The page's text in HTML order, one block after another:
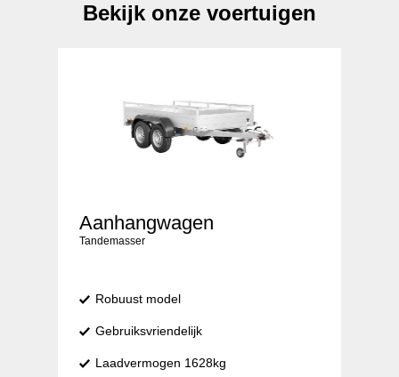
Bekijk onze voertuigen
Aanhangwagen
Tandemasser
Robuust model
Gebruiksvriendelijk
Laadvermogen 1628kg